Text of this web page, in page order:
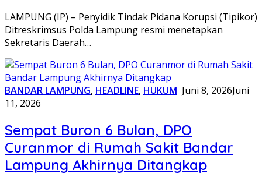
LAMPUNG (IP) – Penyidik Tindak Pidana Korupsi (Tipikor)
Ditreskrimsus Polda Lampung resmi menetapkan
Sekretaris Daerah…
BANDAR LAMPUNG, HEADLINE, HUKUM Juni 8, 2026Juni
11, 2026
Sempat Buron 6 Bulan, DPO
Curanmor di Rumah Sakit Bandar
Lampung Akhirnya Ditangkap